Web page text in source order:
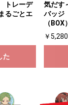
トレーデ
るごとエ
た
気だす
バッジ
（BOX）
￥5,280